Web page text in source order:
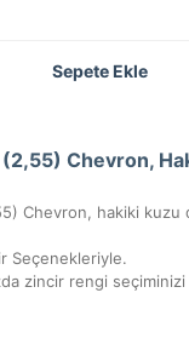
Sepete Ekle
Chevron,
Seçenekleriyle.